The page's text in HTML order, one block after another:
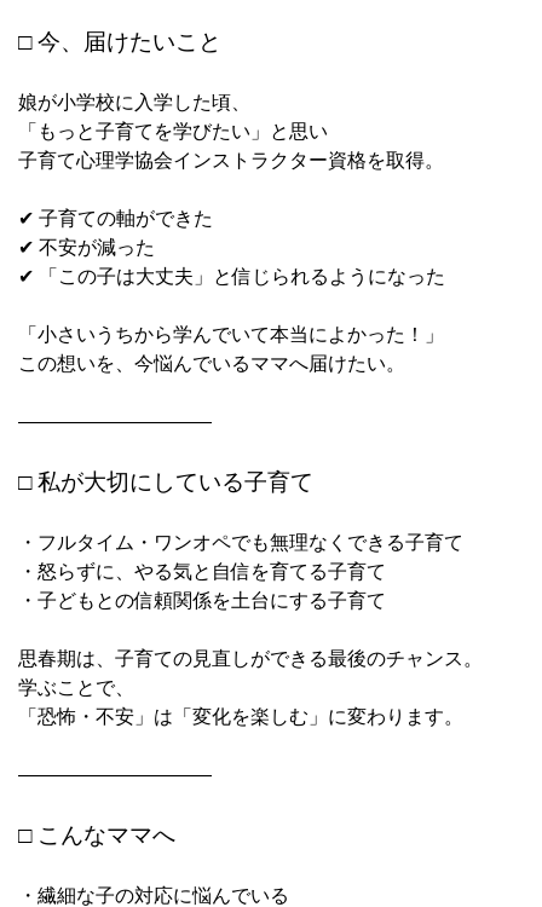
□ 今、届けたいこと
娘が小学校に入学した頃、
「もっと子育てを学びたい」と思い
子育て心理学協会インストラクター資格を取得。
✔ 子育ての軸ができた
✔ 不安が減った
✔ 「この子は大丈夫」と信じられるようになった
「小さいうちから学んでいて本当によかった！」
この想いを、今悩んでいるママへ届けたい。
――――――――――
□ 私が大切にしている子育て
・フルタイム・ワンオペでも無理なくできる子育て
・怒らずに、やる気と自信を育てる子育て
・子どもとの信頼関係を土台にする子育て
思春期は、子育ての見直しができる最後のチャンス。
学ぶことで、
「恐怖・不安」は「変化を楽しむ」に変わります。
――――――――――
□ こんなママへ
・繊細な子の対応に悩んでいる